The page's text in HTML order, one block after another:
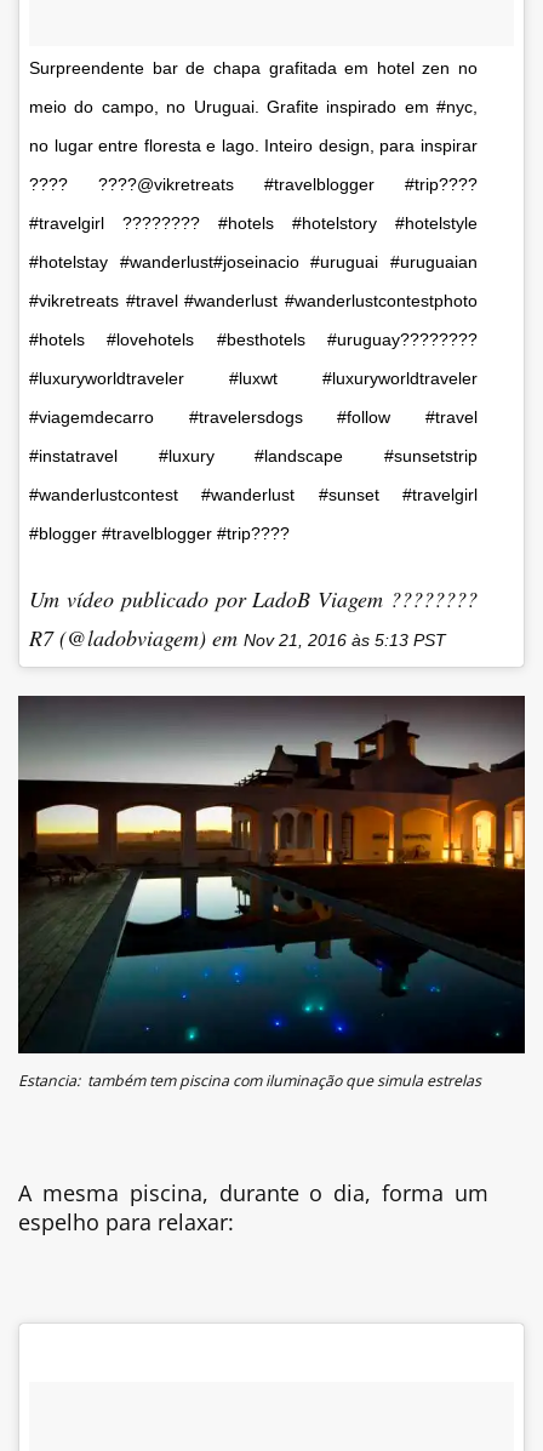
Surpreendente bar de chapa grafitada em hotel zen no
meio do campo, no Uruguai. Grafite inspirado em #nyc,
no lugar entre floresta e lago. Inteiro design, para inspirar
???? ????@vikretreats #travelblogger #trip????
#travelgirl ???????? #hotels #hotelstory #hotelstyle
#hotelstay #wanderlust#joseinacio #uruguai #uruguaian
#vikretreats #travel #wanderlust #wanderlustcontestphoto
#hotels #lovehotels #besthotels #uruguay????????
#luxuryworldtraveler #luxwt #luxuryworldtraveler
#viagemdecarro #travelersdogs #follow #travel
#instatravel #luxury #landscape #sunsetstrip
#wanderlustcontest #wanderlust #sunset #travelgirl
#blogger #travelblogger #trip????
Um vídeo publicado por LadoB Viagem ????????
R7 (@ladobviagem) em Nov 21, 2016 às 5:13 PST
Estancia: também tem piscina com iluminação que simula estrelas
A mesma piscina, durante o dia, forma um
espelho para relaxar: